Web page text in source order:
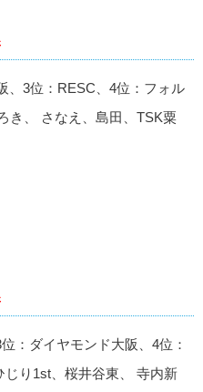
、3位：RESC、4位：フォル
き、 さなえ、島田、TSK粟
：ダイヤモンド大阪、4位：
り1st、桜井谷東、 寺内新